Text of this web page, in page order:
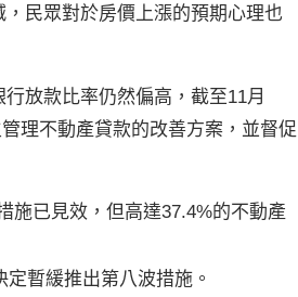
民眾對於房價上漲的預期心理也
放款比率仍然偏高，截至11月
理不動產貸款的改善方案，並督促
施已見效，但高達37.4%的不動產
暫緩推出第八波措施。